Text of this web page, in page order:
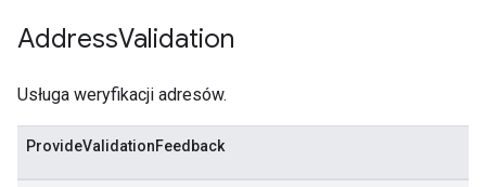
AddressValidation
Usługa weryfikacji adresów.
ProvideValidationFeedback